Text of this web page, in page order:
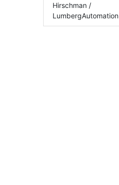
Hirschman /
LumbergAutomation